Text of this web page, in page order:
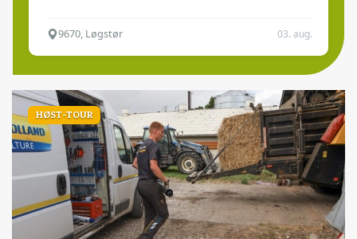
9670, Løgstør 03. aug.
HØST-TOUR